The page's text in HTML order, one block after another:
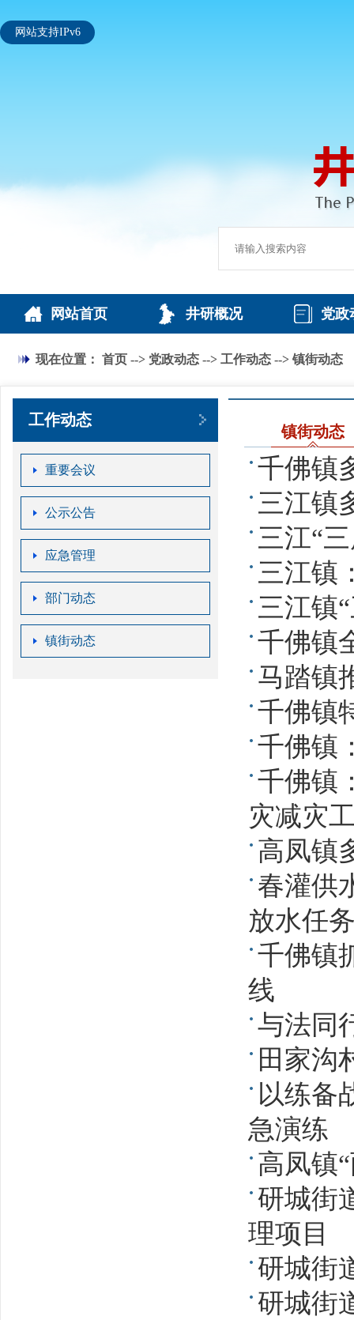
网站支持IPv6
网站首页 井研概况 党政
现在位置： 首页 --> 党政动态 --> 工作动态 --> 镇街动态
工作动态
重要会议
公示公告
应急管理
部门动态
镇街动态
镇街动态
千佛镇
三江镇
三江“
三江镇
三江镇
千佛镇
马踏镇
千佛镇
千佛镇
千佛镇
灾减灾
高凤镇
春灌供
放水任
千佛镇
线
与法同
田家沟
以练备
急演练
高凤镇
研城街
理项目
研城街
研城街